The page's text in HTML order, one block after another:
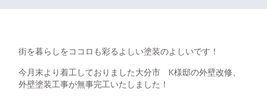
街を暮らしをココロも彩るよしい塗装のよしいです！
今月末より着工しておりました大分市 K様邸の外壁改修、
外壁塗装工事が無事完工いたしました！